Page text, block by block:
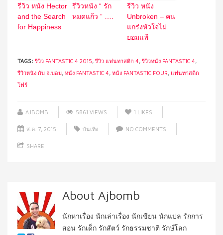
รีวิว หนัง Hector
and the Search
for Happiness
รีวิวหนัง “ รัก
หมดแก้ว ” ….
รีวิว หนัง
Unbroken – คน
แกร่งหัวใจไม่
ยอมแพ้
TAGS: รีวิว FANTASTIC 4 2015, รีวิว แฟนทาสติก 4, รีวิวหนัง FANTASTIC 4,
รีวิวหนัง กับ อ.บอม, หนัง FANTASTIC 4, หนัง FANTASTIC FOUR, แฟนทาสติก
โฟร์
AJBOMB 5861 VIEWS 1 LIKES
ส.ค. 7, 2015 บันเทิง NO COMMENTS
SHARE
About Ajbomb
นักหาเรื่อง นักเล่าเรื่อง นักเขียน นักแปล รักการ
สอน รักเด็ก รักสัตว์ รักธรรมชาติ รักษ์โลก